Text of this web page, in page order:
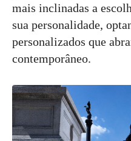
mais inclinadas a
sua personalidade,
personalizados que
contemporâneo.